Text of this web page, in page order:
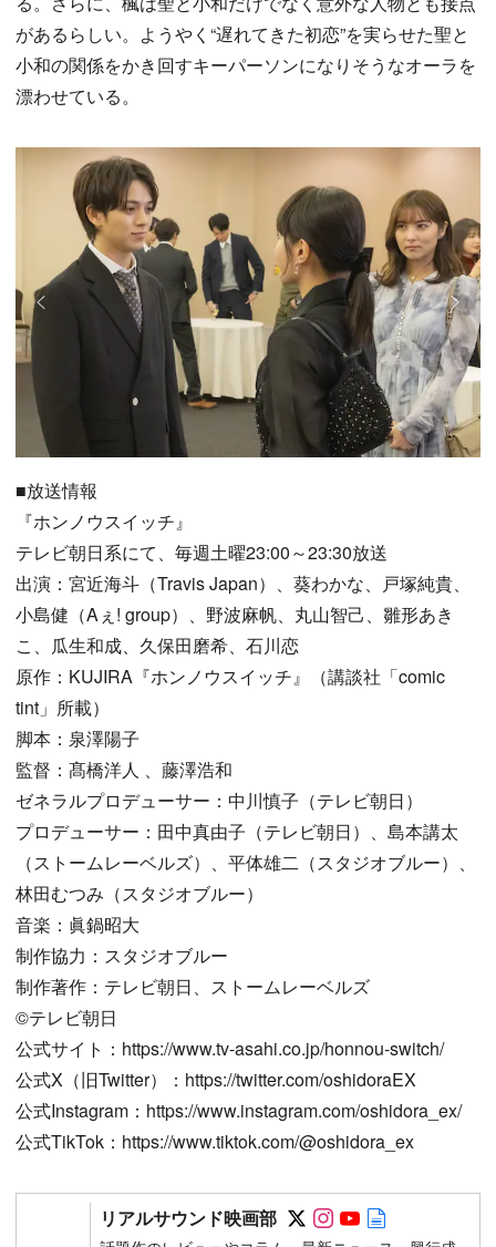
があるらしい。ようやく“遅れてきた初恋”を実らせた聖と
小和の関係をかき回すキーパーソンになりそうなオーラを
漂わせている。
■放送情報
『ホンノウスイッチ』
テレビ朝日系にて、毎週土曜23:00～23:30放送
出演：宮近海斗（Travis Japan）、葵わかな、戸塚純貴、
小島健（Aぇ! group）、野波麻帆、丸山智己、雛形あき
こ、瓜生和成、久保田磨希、石川恋
原作：KUJIRA『ホンノウスイッチ』（講談社「comic
tint」所載）
脚本：泉澤陽子
監督：髙橋洋人 、藤澤浩和
ゼネラルプロデューサー：中川慎子（テレビ朝日）
プロデューサー：田中真由子（テレビ朝日）、島本講太
（ストームレーベルズ）、平体雄二（スタジオブルー）、
林田むつみ（スタジオブルー）
音楽：眞鍋昭大
制作協力：スタジオブルー
制作著作：テレビ朝日、ストームレーベルズ
©︎テレビ朝日
公式サイト：https://www.tv-asahi.co.jp/honnou-switch/
公式X（旧Twitter）：https://twitter.com/oshidoraEX
公式Instagram：https://www.instagram.com/oshidora_ex/
公式TikTok：https://www.tiktok.com/@oshidora_ex
リアルサウンド映画部 Follow on SNS
Follow on SNS
Follow on